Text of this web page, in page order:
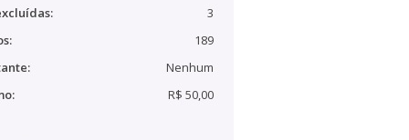
3
189
Nenhum
R$ 50,00